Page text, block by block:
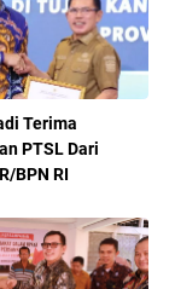
Terima
PTSL Dari
BPN RI